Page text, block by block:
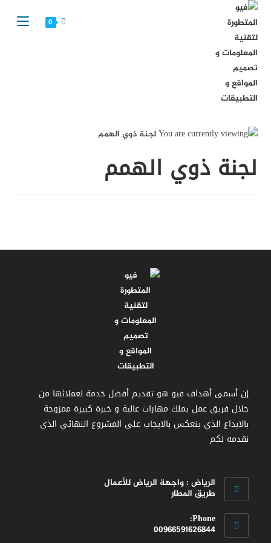
Skip
content
0
لجنة ذوي الهمم
إن أسمى أهداف فيو هو تقديم أفضل خدمة لعملائها من
خلال فريق عمل يملك مهارات عالية و خبرة كبيرة ممزوجة
بالابداع الذي ينعكس بالايجاب على المشروع النهائي الذي
نقدمه لكم
الرياض : واجهة الرياض للأعمال
طريق المطار
Phone:
00966591626844